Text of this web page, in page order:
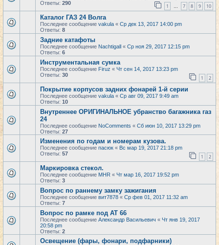
Ответы: 290 1 … 7 8 9 10
Каталог ГАЗ 24 Волга
Последнее сообщение vakula « Ср дек 13, 2017 14:00 pm
Ответы: 8
Задние катафоты
Последнее сообщение Nachtigall « Ср ноя 29, 2017 12:15 pm
Ответы: 6
Инструментальная сумка
Последнее сообщение Firuz « Чт сен 14, 2017 13:23 pm
Ответы: 30 1 2
Покрытие корпусов задних фонарей 1-й серии
Последнее сообщение vakula « Ср авг 09, 2017 9:49 am
Ответы: 10
Внутреннее ОРИГИНАЛЬНОЕ убранство багажника газ
24
Последнее сообщение NoComments « Сб июн 10, 2017 13:29 pm
Ответы: 27
Изменения по годам и номерам кузова.
Последнее сообщение пасюк « Вс мар 19, 2017 21:18 pm
Ответы: 57 1 2
Маркировка стекол.
Последнее сообщение MHR « Чт мар 16, 2017 19:52 pm
Ответы: 3
Вопрос по раннему замку зажигания
Последнее сообщение вит7878 « Ср фев 01, 2017 11:32 am
Ответы: 7
Вопрос по рамке под АТ 66
Последнее сообщение Александр Васильевич « Чт янв 19, 2017
20:58 pm
Ответы: 2
Освещение (фары, фонари, подфарники)